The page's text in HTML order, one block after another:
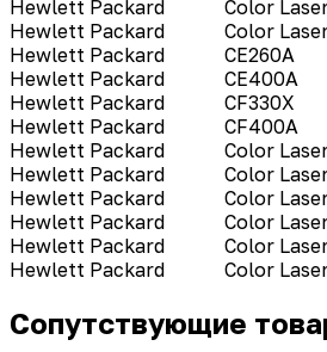
Hewlett Packard
Color
Hewlett Packard
Color
Hewlett Packard
CE260A
Hewlett Packard
CE400A
Hewlett Packard
CF330X
Hewlett Packard
CF400A
Hewlett Packard
Color
Hewlett Packard
Color
Hewlett Packard
Color
Hewlett Packard
Color
Hewlett Packard
Color
Hewlett Packard
Color
Сопутствующие